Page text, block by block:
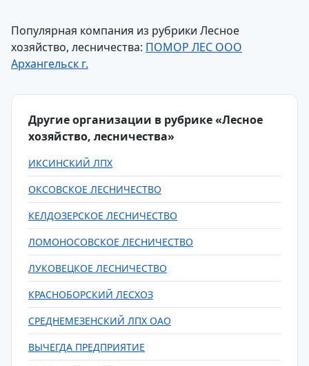
Популярная компания из рубрики Лесное
хозяйство, лесничества: ПОМОР ЛЕС ООО
Архангельск г.
Другие организации в рубрике «Лесное
хозяйство, лесничества»
ИКСИНСКИЙ ЛПХ
ОКСОВСКОЕ ЛЕСНИЧЕСТВО
КЕЛДОЗЕРСКОЕ ЛЕСНИЧЕСТВО
ЛОМОНОСОВСКОЕ ЛЕСНИЧЕСТВО
ЛУКОВЕЦКОЕ ЛЕСНИЧЕСТВО
КРАСНОБОРСКИЙ ЛЕСХОЗ
СРЕДНЕМЕЗЕНСКИЙ ЛПХ ОАО
ВЫЧЕГДА ПРЕДПРИЯТИЕ